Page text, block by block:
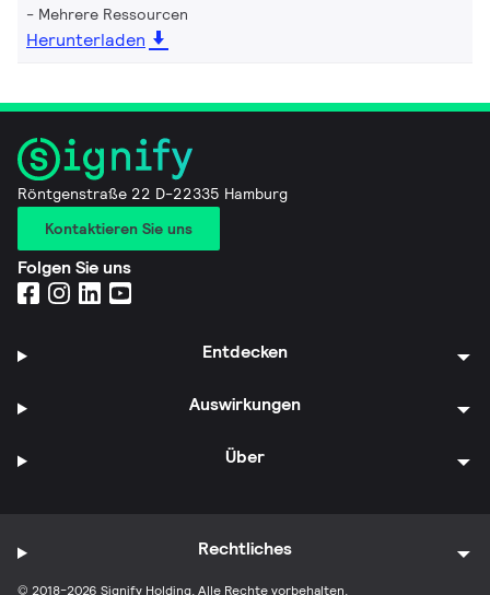
Mehrere Ressourcen
Herunterladen
Röntgenstraße 22 D-22335 Hamburg
Kontaktieren Sie uns
Folgen Sie uns
Entdecken
Auswirkungen
Über
© 2018-2026 Signify Holding. Alle Rechte vorbehalten.
Rechtliches